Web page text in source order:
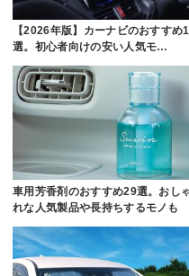
【2026年版】カーナビのおすすめ
選。初心者向けの安い人気モ…
車用芳香剤のおすすめ29選。おし
れな人気製品や長持ちするモノも